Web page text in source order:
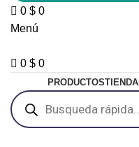
0 $ 0
Menú
0 $ 0
PRODUCTOSTIENDA